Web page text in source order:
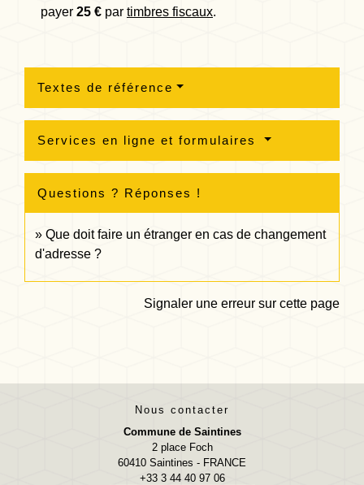
payer 25 € par timbres fiscaux.
Textes de référence
Services en ligne et formulaires
Questions ? Réponses !
Que doit faire un étranger en cas de changement
d'adresse ?
Signaler une erreur sur cette page
Nous contacter
Commune de Saintines
2 place Foch
60410 Saintines - FRANCE
+33 3 44 40 97 06